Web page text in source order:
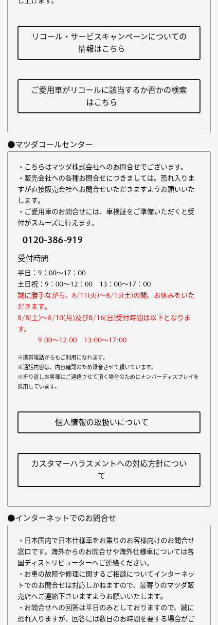
リコール・サービスキャンペーンについての
情報はこちら
ご愛用車がリコールに該当するか否かの検索
はこちら
●マツダコールセンター
・こちらはマツダ株式会社へのお問合せでございます。
・販売会社への各種お問合せにつきましては。恐れ入りま
すが直接販売会社へお問合せいただきますようお願いいた
します。
・ご愛用車のお問合せには、車検証をご準備いただくと受
付がスムーズに行えます。
0120-386-919
受付時間
平日：9：00～17：00
土日祝：9：00～12：00 13：00～17：00
誠に勝手ながら、8/11(火)～8/15(土)の間、お休みをいた
だきます。
8/8(土)～8/10(月)及び8/16(日)受付時間は以下となりま
す。
9:00～12:00 13:00～17:00
※携帯電話からもご利用になれます。
※通話内容は、内容確認のため録音させて頂いています。
※折り返しお客様にご連絡させて頂く場合のためにナンバーディスプレイを
採用しています。
個人情報の取扱いについて
カスタマーハラスメントへの対応方針につい
て
●インターネットでのお問合せ
・日本国内で日本仕様車をお乗りのお客様向けのお問合せ
窓口です。海外からのお問合せや海外仕様車については各
国ディストリビューターへご連絡ください。
・お車の故障や修理に関するご相談についてインターネッ
トでのお問合せは対応しかねますので、最寄りのマツダ販
売店へご連絡下さいますようお願いいたします。
・お問合せへの回答は平日のみとしておりますので、誠に
恐れ入りますが、回答には数日のお時間を要する場合がご